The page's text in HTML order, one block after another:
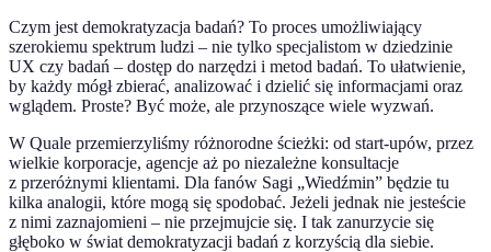
Czym jest demokratyzacja badań? To proces umożliwiający
szerokiemu spektrum ludzi – nie tylko specjalistom w dziedzinie
UX czy badań – dostęp do narzędzi i metod badań. To ułatwienie,
by każdy mógł zbierać, analizować i dzielić się informacjami oraz
wglądem. Proste? Być może, ale przynoszące wiele wyzwań.
W Quale przemierzyliśmy różnorodne ścieżki: od start-upów, przez
wielkie korporacje, agencje aż po niezależne konsultacje
z przeróżnymi klientami. Dla fanów Sagi „Wiedźmin” będzie tu
kilka analogii, które mogą się spodobać. Jeżeli jednak nie jesteście
z nimi zaznajomieni – nie przejmujcie się. I tak zanurzycie się
głęboko w świat demokratyzacji badań z korzyścią dla siebie.